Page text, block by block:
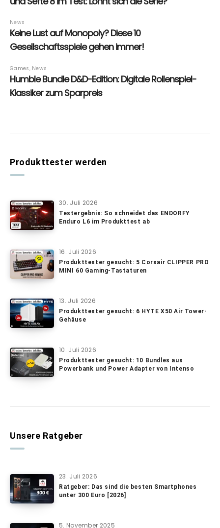
Produkttester werden
30. Juli 2026
Testergebnis: So schneidet das ENDORFY
Enduro L6 im Produkttest ab
16. Juli 2026
Produkttester gesucht: 5 Corsair CLIPPER PRO
MINI 60 Gaming-Tastaturen
13. Juli 2026
Produkttester gesucht: 6 HYTE X50 Air Tower-
Gehäuse
10. Juli 2026
Produkttester gesucht: 10 Bundles aus
Powerbank und Power Adapter von Intenso
Unsere Ratgeber
23. Juli 2026
Ratgeber: Das sind die besten Smartphones
unter 300 Euro [2026]
5. November 2025